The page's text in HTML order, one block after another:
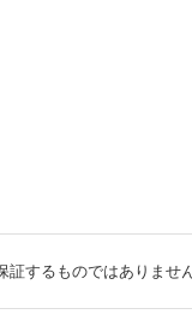
証するものではありませ